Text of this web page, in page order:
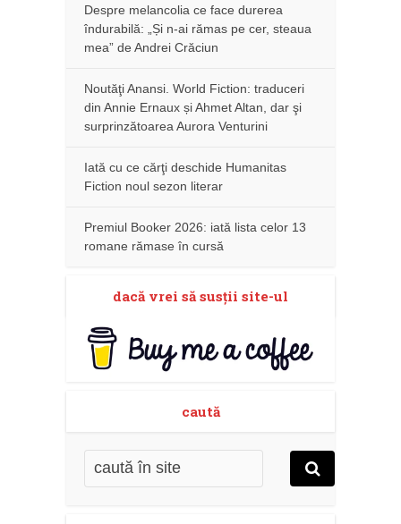
Despre melancolia ce face durerea
îndurabilă: „Și n-ai rămas pe cer, steaua
mea” de Andrei Crăciun
Noutăţi Anansi. World Fiction: traduceri
din Annie Ernaux și Ahmet Altan, dar şi
surprinzătoarea Aurora Venturini
Iată cu ce cărţi deschide Humanitas
Fiction noul sezon literar
Premiul Booker 2026: iată lista celor 13
romane rămase în cursă
dacă vrei să susţii site-ul
caută